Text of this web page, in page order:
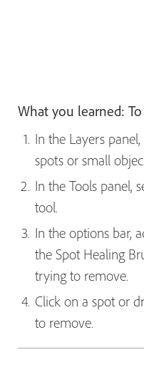
What you learned:
In the Layers
spots or small
In the Tools panel,
tool.
In the options bar,
the Spot Healing
trying to remove.
Click on a spot or
to remove.